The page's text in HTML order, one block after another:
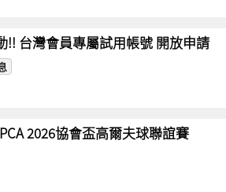
!! 台灣會員專屬試用帳號 開放申請
2026協會盃高爾夫球聯誼賽